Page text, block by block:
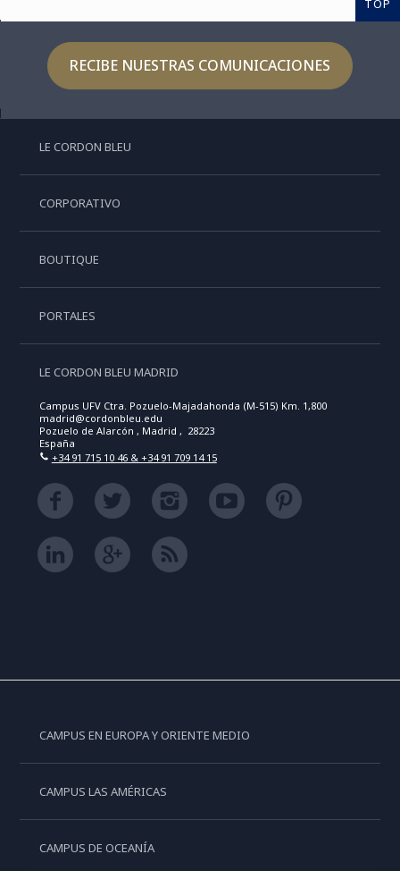
TOP
RECIBE NUESTRAS COMUNICACIONES
LE CORDON BLEU
CORPORATIVO
BOUTIQUE
PORTALES
LE CORDON BLEU MADRID
Campus UFV Ctra. Pozuelo-Majadahonda (M-515) Km. 1,800
madrid@cordonbleu.edu
Pozuelo de Alarcón , Madrid , 28223
España
+34 91 715 10 46 & +34 91 709 14 15
CAMPUS EN EUROPA Y ORIENTE MEDIO
CAMPUS LAS AMÉRICAS
CAMPUS DE OCEANÍA